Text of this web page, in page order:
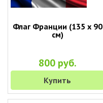
Флаг Франции (135 х 90
см)
800 руб.
Купить